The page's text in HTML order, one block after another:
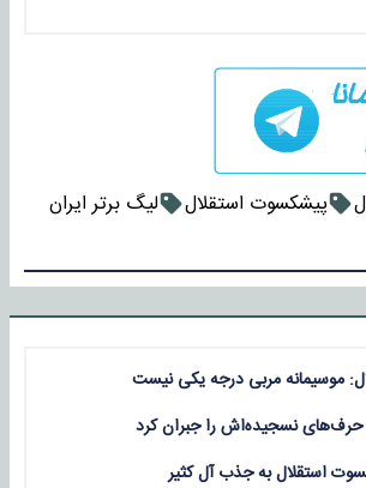
پیشکسوت استقلال
لیگ برتر ایران
موسیمانه مربی درجه یکی نیست
حرف‌های نسجیده‌اش را جبران کرد
استقلال به جذب آل‌ کثیر